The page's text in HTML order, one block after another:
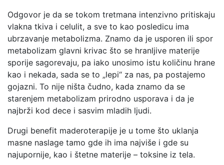
Odgovor je da se tokom tretmana intenzivno pritiskaju
vlakna tkiva i celulit, a sve to kao posledicu ima
ubrzavanje metabolizma. Znamo da je usporen ili spor
metabolizam glavni krivac što se hranljive materije
sporije sagorevaju, pa iako unosimo istu količinu hrane
kao i nekada, sada se to „lepi“ za nas, pa postajemo
gojazni. To nije ništa čudno, kada znamo da se
starenjem metabolizam prirodno usporava i da je
najbrži kod dece i sasvim mladih ljudi.
Drugi benefit maderoterapije je u tome što uklanja
masne naslage tamo gde ih ima najviše i gde su
najupornije, kao i štetne materije – toksine iz tela.